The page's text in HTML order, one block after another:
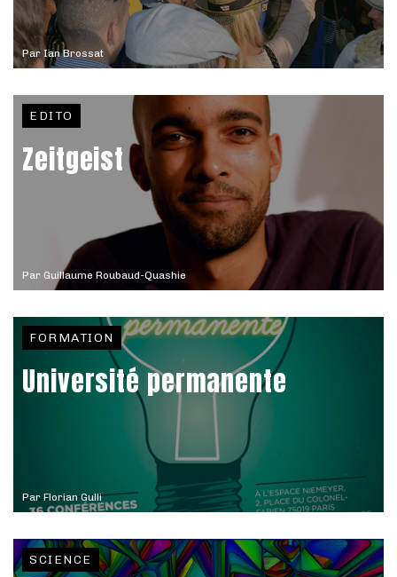
Par Ian Brossat
Par Guillaume Roubaud-Quashie
EDITO
Zeitgeist
ParFlorian Gulli
FORMATION
Université permanente
SCIENCE